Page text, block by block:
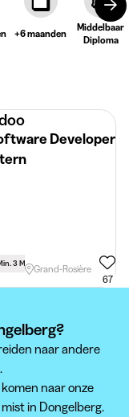
+6 maanden
Middelbaar
Diploma
Developer
3 Maand Voltijds
Grand-Rosière
67
naar andere
naar onze
in Dongelberg.